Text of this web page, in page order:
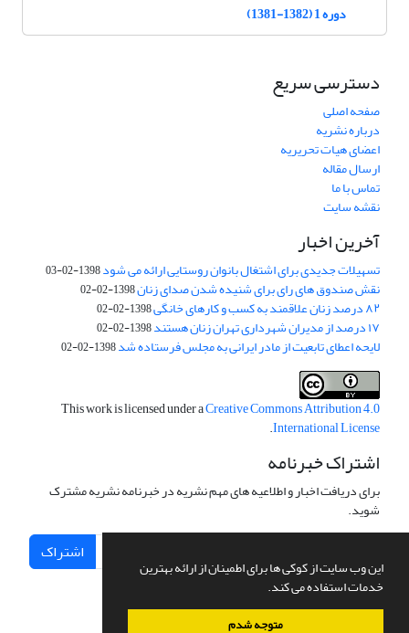
این وب سایت از کوکی ها برای اطمینان از ارائه بهترین
خدمات استفاده می کند.
متوجه شدم
دوره 1 (1382-1381)
دسترسی سریع
صفحه اصلی
درباره نشریه
اعضای هیات تحریریه
ارسال مقاله
تماس با ما
نقشه سایت
آخرین اخبار
تسهیلات جدیدی برای اشتغال بانوان روستایی ارائه می شود1398-02-03
نقش صندوق های رای برای شنیده شدن صدای زنان1398-02-02
۸۲ درصد زنان علاقمند به کسب و کارهای خانگی 1398-02-02
۱۷ درصد از مدیران شهرداری تهران زنان هستند 1398-02-02
لایحه اعطای تابعیت از مادر ایرانی به مجلس فرستاده شد1398-02-02
This work is licensed under aCreative Commons Attribution 4.0
International License
.
اشتراک خبرنامه
برای دریافت اخبار و اطلاعیه های مهم نشریه در خبرنامه نشریه مشترک
شوید.
اشتراک